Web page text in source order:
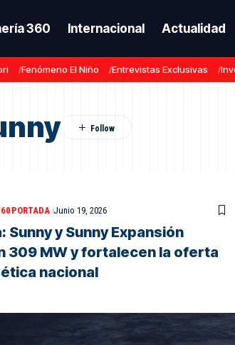
360 Internacional Actualidad
Fenómeno El Niño Entrevistas Exclusivas
PORTADA Junio 19, 2026
Sunny y Sunny Expansión
309 MW y fortalecen la oferta
nacional